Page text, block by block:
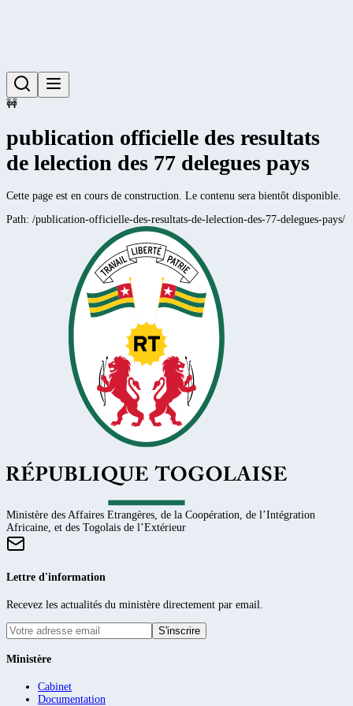
🚧
publication officielle des resultats
de lelection des 77 delegues pays
Cette page est en cours de construction. Le contenu sera bientôt disponible.
Path: /publication-officielle-des-resultats-de-lelection-des-77-delegues-pays/
Ministère des Affaires Etrangères, de la Coopération, de l’Intégration
Africaine, et des Togolais de l’Extérieur
Lettre d'information
Recevez les actualités du ministère directement par email.
S'inscrire
Ministère
Cabinet
Documentation